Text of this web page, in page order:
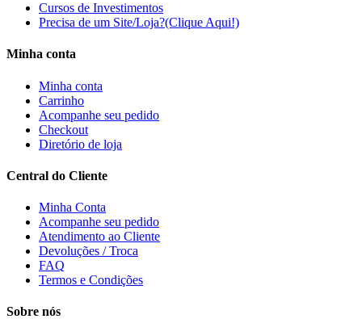
Cursos de Investimentos
Precisa de um Site/Loja?(Clique Aqui!)
Minha conta
Minha conta
Carrinho
Acompanhe seu pedido
Checkout
Diretório de loja
Central do Cliente
Minha Conta
Acompanhe seu pedido
Atendimento ao Cliente
Devoluções / Troca
FAQ
Termos e Condições
Sobre nós